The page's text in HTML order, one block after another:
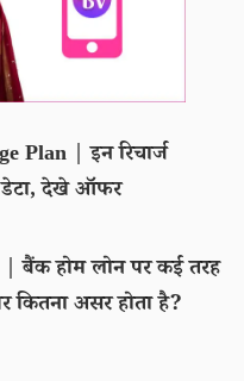
Plan | इन रिचार्ज
डेटा, देखे ऑफर
बैंक होम लोन पर कई तरह
असर होता है?